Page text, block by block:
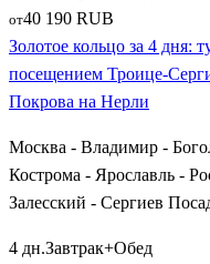
от40 190 RUB
Золотое кольцо за 4 дня:
посещением Троице-
Покрова на Нерли
Москва - Владимир -
Кострома - Ярославль -
Залесский - Сергиев
4 дн.Завтрак+Обед